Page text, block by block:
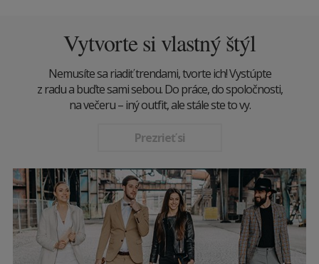
Vytvorte si vlastný štýl
Nemusíte sa riadiť trendami, tvorte ich! Vystúpte
z radu a buďte sami sebou. Do práce, do spoločnosti,
na večeru – iný outfit, ale stále ste to vy.
Prezrieť si